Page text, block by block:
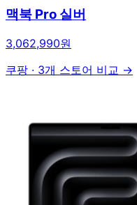
맥북 Pro 실버
3,062,990원
쿠팡 · 3개 스토어 비교 →